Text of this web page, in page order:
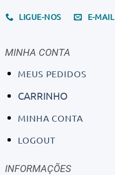
LIGUE-NOS E-MAIL
MINHA CONTA
MEUS PEDIDOS
CARRINHO
MINHA CONTA
LOGOUT
INFORMAÇÕES